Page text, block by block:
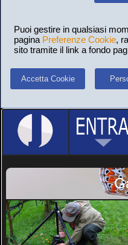
Puoi gestire in qualsiasi
pagina Preferenze Cookie,
sito tramite il link a fondo
Accetta Cookie